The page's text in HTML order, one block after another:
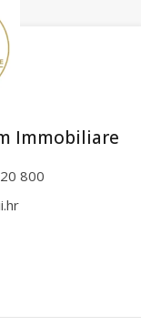
Immobiliare
800